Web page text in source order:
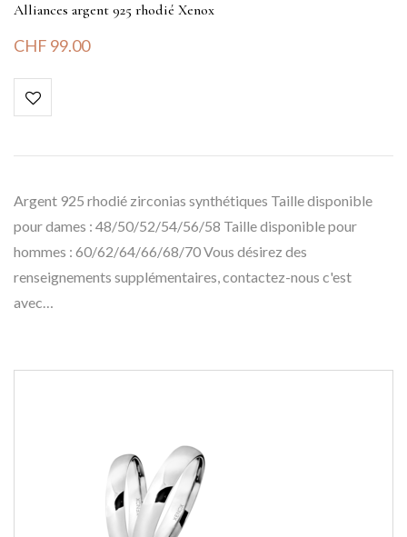
Alliances argent 925 rhodié Xenox
CHF 99.00
Argent 925 rhodié zirconias synthétiques Taille disponible
pour dames : 48/50/52/54/56/58 Taille disponible pour
hommes : 60/62/64/66/68/70 Vous désirez des
renseignements supplémentaires, contactez-nous c'est
avec…